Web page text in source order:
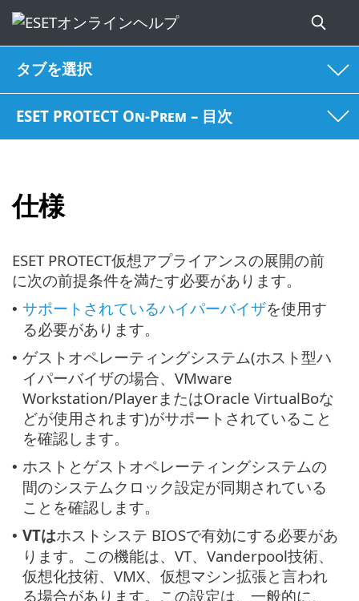
タブを選択
ESET PROTECT On-Prem – 目次
仕様
ESET PROTECT仮想アプライアンスの展開の前
に次の前提条件を満たす必要があります。
• サポートされているハイパーバイザを使用す
る必要があります。
• ゲストオペレーティングシステム(ホスト型ハ
イパーバイザの場合、VMware
Workstation/PlayerまたはOracle VirtualBoな
どが使用されます)がサポートされていること
を確認します。
• ホストとゲストオペレーティングシステムの
間のシステムクロック設定が同期されている
ことを確認します。
• VTはホストシステ BIOSで有効にする必要があ
ります。この機能は、VT、Vanderpool技術、
仮想化技術、VMX、仮想マシン拡張と言われ
る場合があります。この設定は、一般的に、